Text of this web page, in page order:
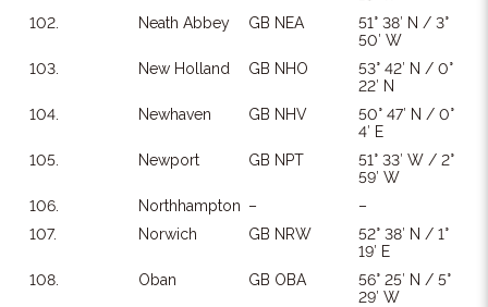
102.
Neath Abbey GB NEA
51° 38′ N / 3°
50′ W
103.
New Holland GB NHO
53° 42′ N / 0°
22′ N
104.
Newhaven GB NHV
50° 47′ N / 0°
4′ E
105.
Newport GB NPT
51° 33′ W / 2°
59′ W
106.
Northhampton –
–
107.
Norwich GB NRW
52° 38′ N / 1°
19′ E
108.
Oban GB OBA
56° 25′ N / 5°
29′ W